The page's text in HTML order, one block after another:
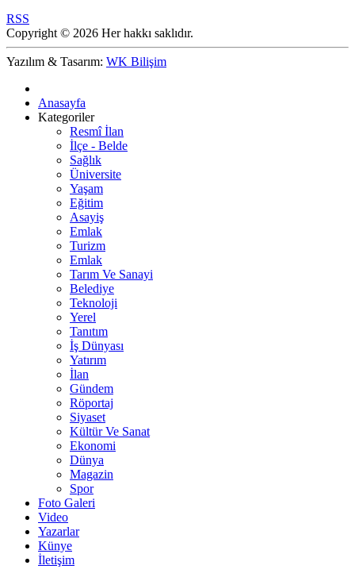
RSS
Copyright © 2026 Her hakkı saklıdır.
Yazılım & Tasarım: WK Bilişim
Anasayfa
Kategoriler
Resmî İlan
İlçe - Belde
Sağlık
Üniversite
Yaşam
Eğitim
Asayiş
Emlak
Turizm
Emlak
Tarım Ve Sanayi
Belediye
Teknoloji
Yerel
Tanıtım
İş Dünyası
Yatırım
İlan
Gündem
Röportaj
Siyaset
Kültür Ve Sanat
Ekonomi
Dünya
Magazin
Spor
Foto Galeri
Video
Yazarlar
Künye
İletişim